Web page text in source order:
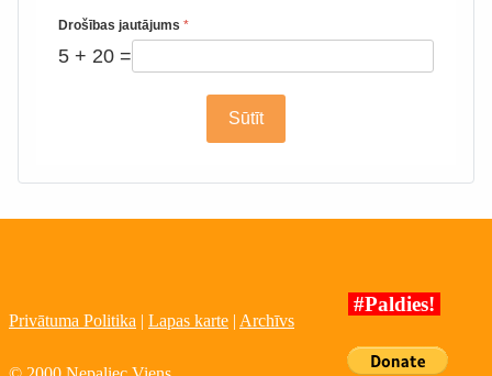
Drošības jautājums *
5 + 20 =
Sūtīt
Privātuma Politika | Lapas karte | Archīvs
#Paldies!